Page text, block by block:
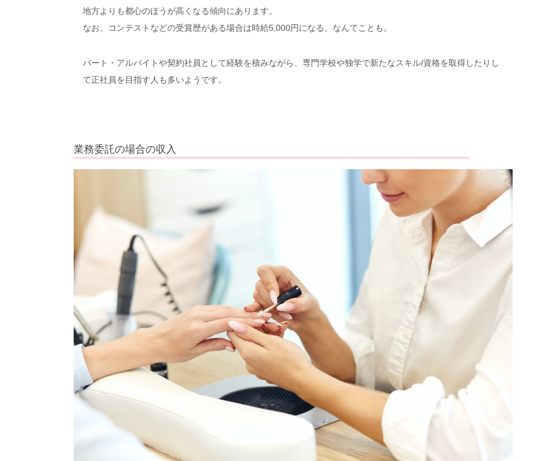
地方よりも都心のほうが高くなる傾向にあります。
なお、コンテストなどの受賞歴がある場合は時給5,000円になる、なんてことも。
パート・アルバイトや契約社員として経験を積みながら、専門学校や独学で新たなスキル/資格を取得したりし
て正社員を目指す人も多いようです。
業務委託の場合の収入